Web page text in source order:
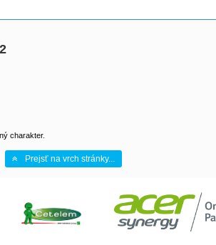
charakter.
Prejsť na vrch stránky...